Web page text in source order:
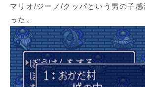
マリオ/ジーノ/クッパという男の子
った。